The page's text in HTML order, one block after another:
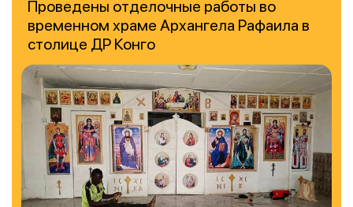
Проведены отделочные работы во
временном храме Архангела Рафаила в
столице ДР Конго